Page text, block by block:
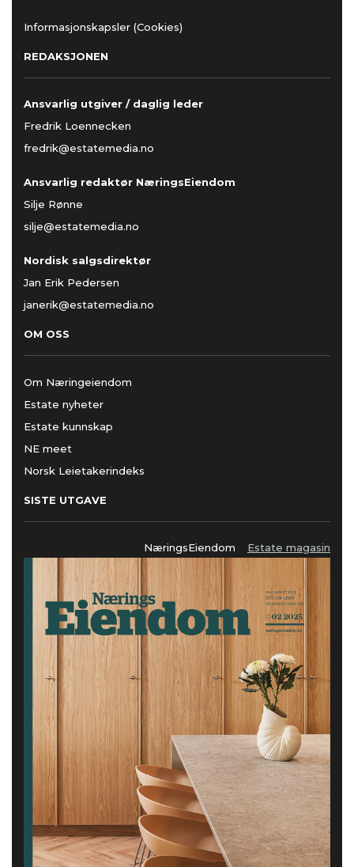
Informasjonskapsler (Cookies)
REDAKSJONEN
Ansvarlig utgiver / daglig leder
Fredrik Loennecken
fredrik@estatemedia.no
Ansvarlig redaktør NæringsEiendom
Silje Rønne
silje@estatemedia.no
Nordisk salgsdirektør
Jan Erik Pedersen
janerik@estatemedia.no
OM OSS
Om Næringeiendom
Estate nyheter
Estate kunnskap
NE meet
Norsk Leietakerindeks
SISTE UTGAVE
NæringsEiendom Estate magasin